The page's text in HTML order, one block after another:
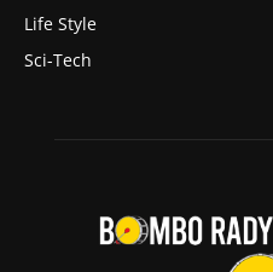
Life Style
Sci-Tech